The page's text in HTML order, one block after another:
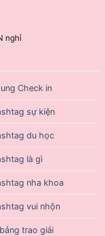
nghỉ
Check in
sự kiện
du học
là gì
nha khoa
vui nhộn
trao giải